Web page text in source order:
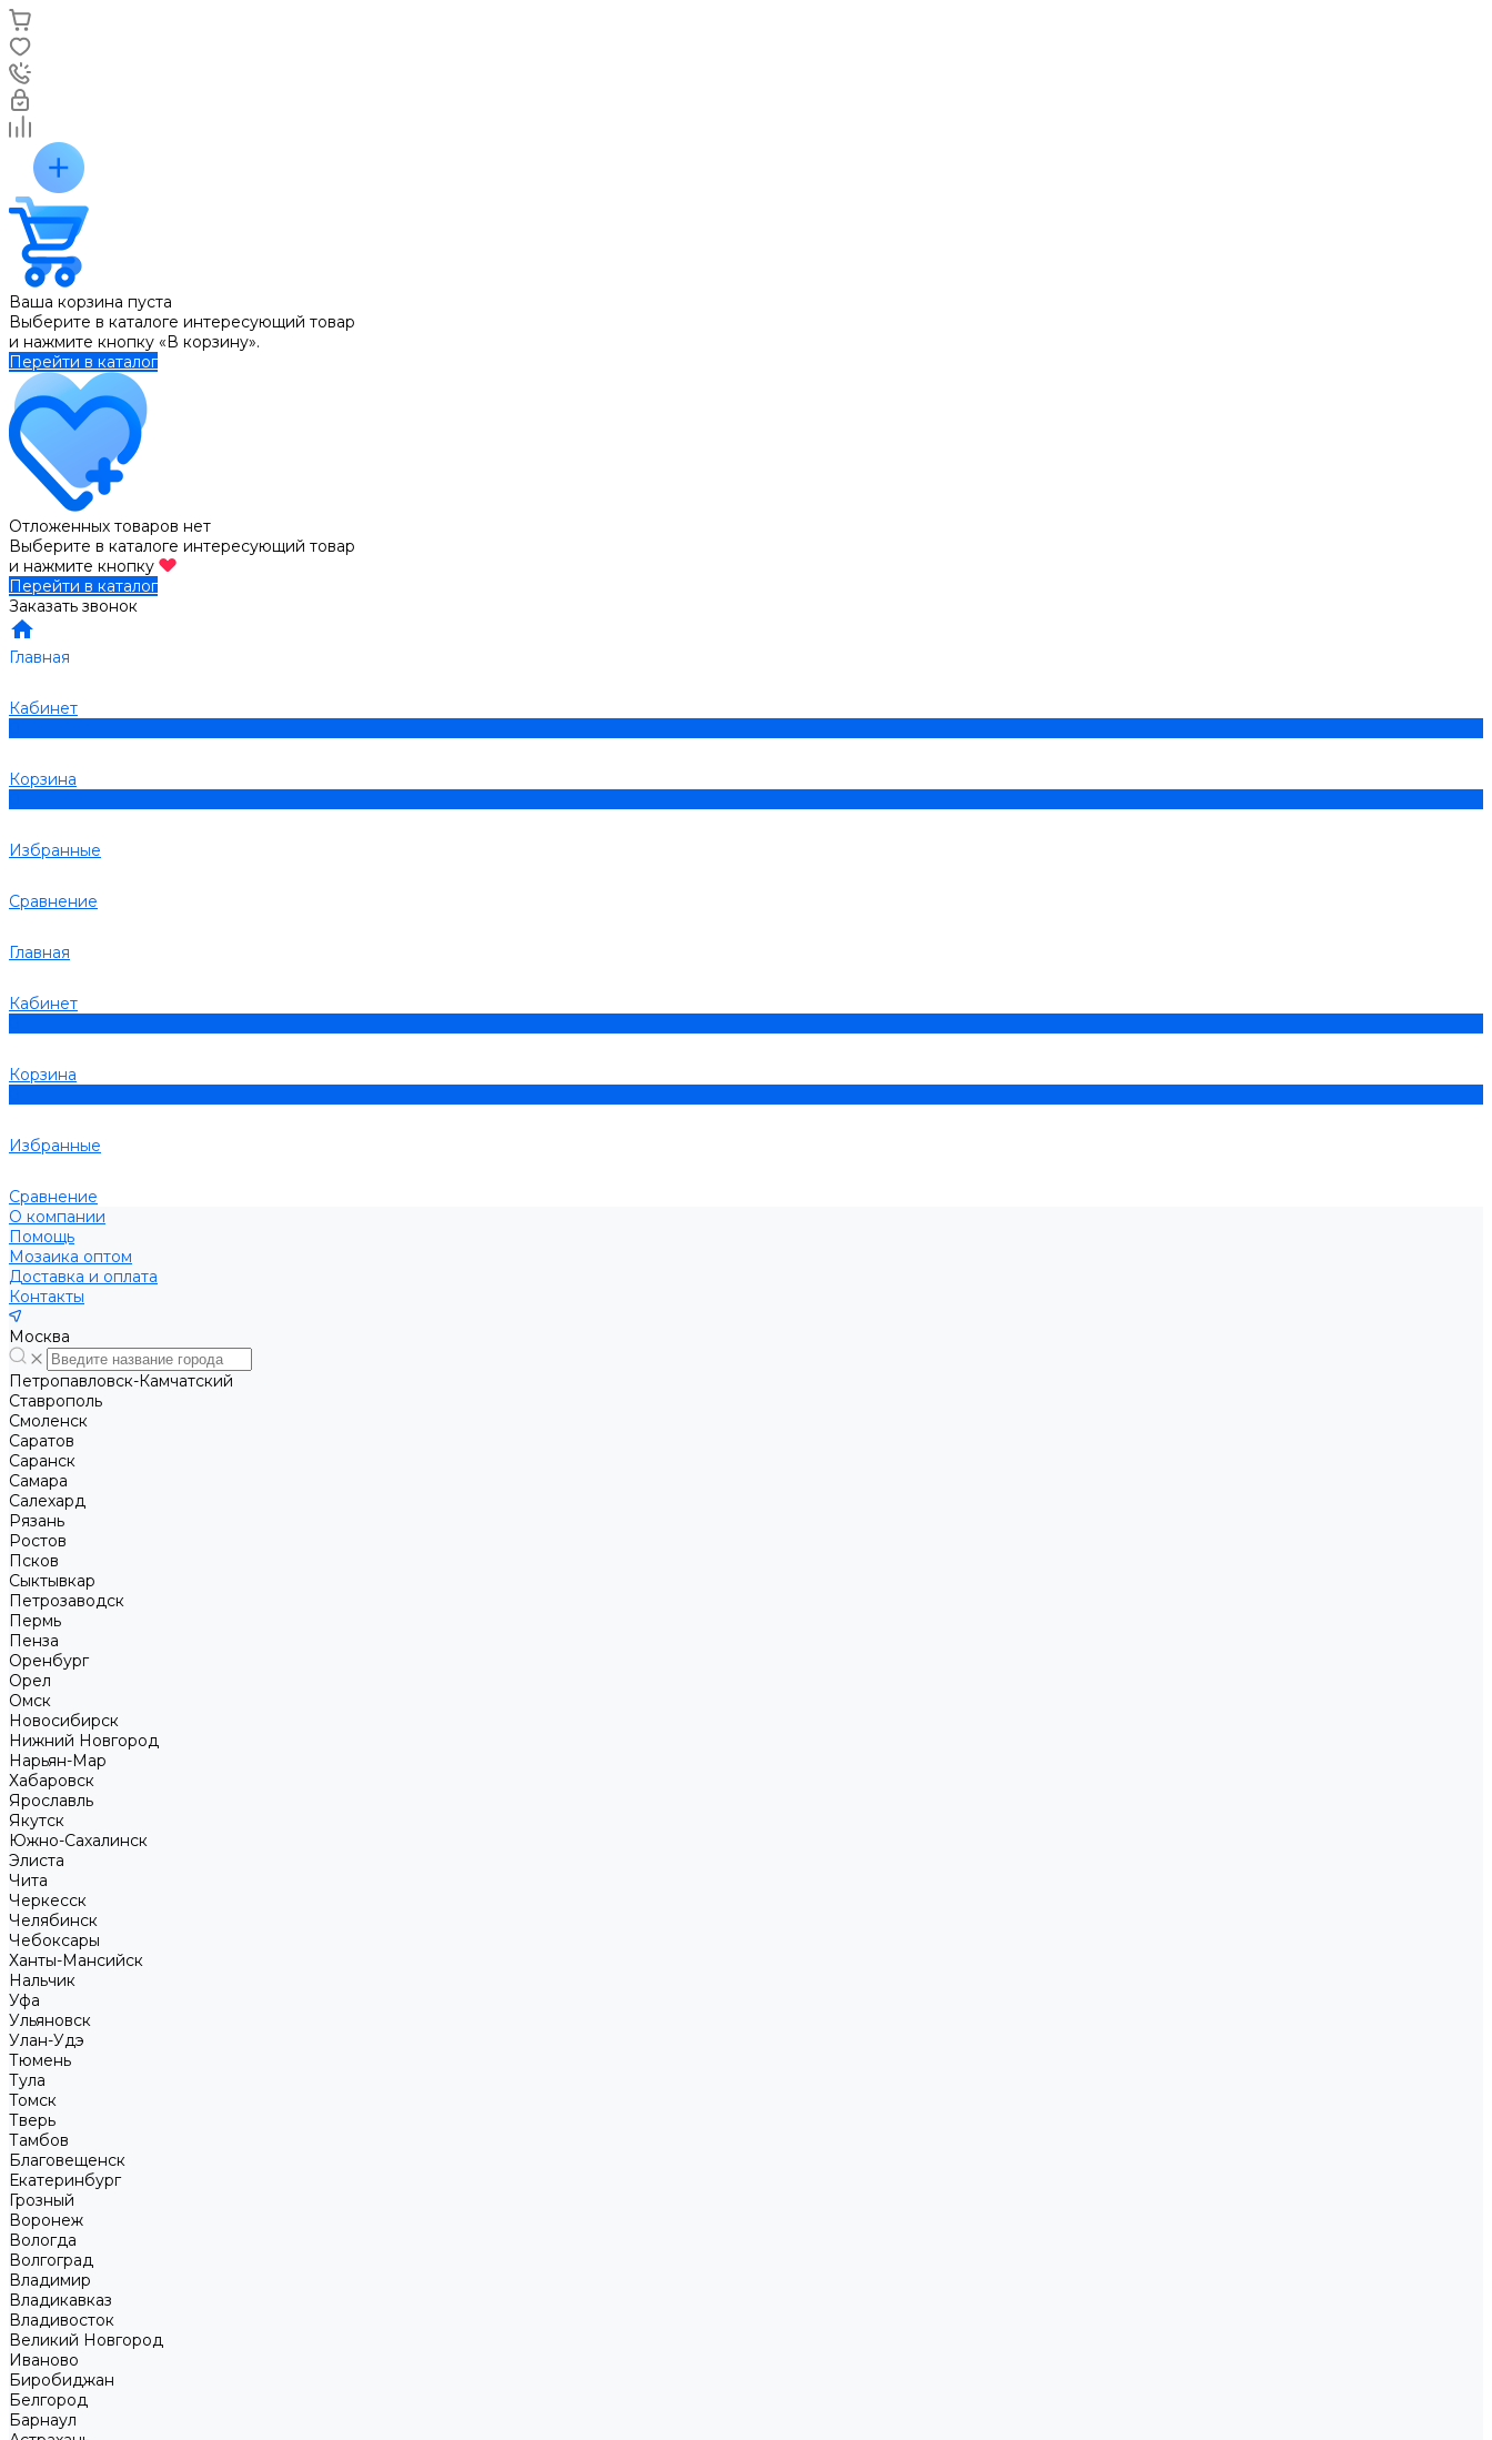
Ваша корзина пуста
Выберите в каталоге интересующий товар
и нажмите кнопку «В корзину».
Перейти в каталог
Отложенных товаров нет
Выберите в каталоге интересующий товар
и нажмите кнопку
Перейти в каталог
Заказать звонок
Главная
Кабинет
Корзина
Избранные
Сравнение
Главная
Кабинет
Корзина
Избранные
Сравнение
О компании
Помощь
Мозаика оптом
Доставка и оплата
Контакты
Москва
Петропавловск-Камчатский
Ставрополь
Смоленск
Саратов
Саранск
Самара
Салехард
Рязань
Ростов
Псков
Сыктывкар
Петрозаводск
Пермь
Пенза
Оренбург
Орел
Омск
Новосибирск
Нижний Новгород
Нарьян-Мар
Хабаровск
Ярославль
Якутск
Южно-Сахалинск
Элиста
Чита
Черкесск
Челябинск
Чебоксары
Ханты-Мансийск
Нальчик
Уфа
Ульяновск
Улан-Удэ
Тюмень
Тула
Томск
Тверь
Тамбов
Благовещенск
Екатеринбург
Грозный
Воронеж
Вологда
Волгоград
Владимир
Владикавказ
Владивосток
Великий Новгород
Иваново
Биробиджан
Белгород
Барнаул